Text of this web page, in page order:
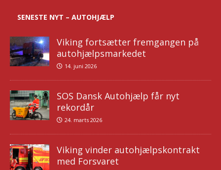
SENESTE NYT – AUTOHJÆLP
Viking fortsætter fremgangen på
autohjælpsmarkedet
14. juni 2026
SOS Dansk Autohjælp får nyt
rekordår
24. marts 2026
Viking vinder autohjælpskontrakt
med Forsvaret